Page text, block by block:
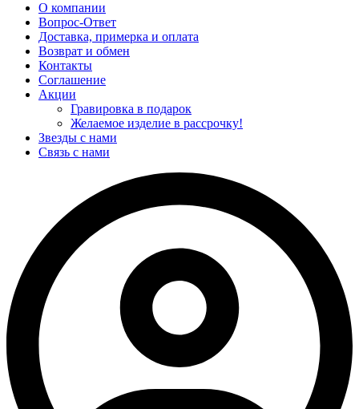
О компании
Вопрос-Ответ
Доставка, примерка и оплата
Возврат и обмен
Контакты
Соглашение
Акции
Гравировка в подарок
Желаемое изделие в рассрочку!
Звезды с нами
Связь с нами